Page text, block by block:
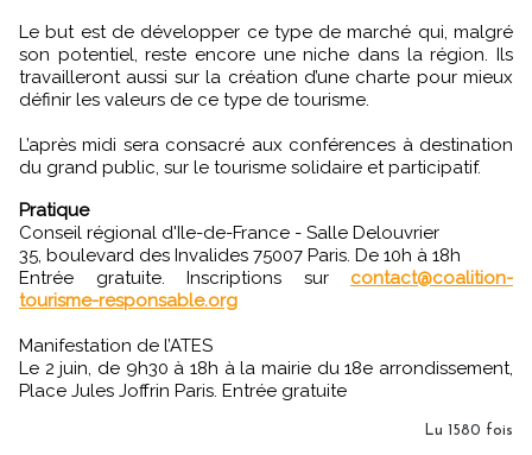
Le but est de développer ce type de marché qui, malgré
son potentiel, reste encore une niche dans la région. Ils
travailleront aussi sur la création d’une charte pour mieux
définir les valeurs de ce type de tourisme.
L’après midi sera consacré aux conférences à destination
du grand public, sur le tourisme solidaire et participatif.
Pratique
Conseil régional d'Ile-de-France - Salle Delouvrier
35, boulevard des Invalides 75007 Paris. De 10h à 18h
Entrée gratuite. Inscriptions sur contact@coalition-
tourisme-responsable.org
Manifestation de l’ATES
Le 2 juin, de 9h30 à 18h à la mairie du 18e arrondissement,
Place Jules Joffrin Paris. Entrée gratuite
Lu 1580 fois